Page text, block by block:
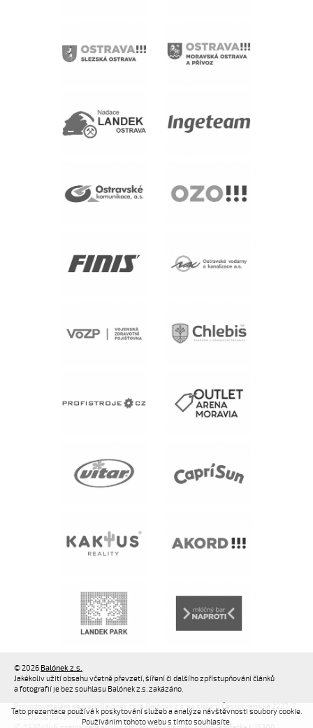
© 2026 Balónek z.s.
Jakékoliv užití obsahu včetně převzetí, šíření či dalšího zpřístupňování článků
a fotografií je bez souhlasu Balónek z.s. zakázáno.
Provozovatelem serveru Balonek.cz je Balónek z.s. se sídlem Českobratrská 2227/7,
702 00 Ostrava – Moravská Ostrava,
Tato prezentace používá k poskytování služeb a analýze návštěvnosti soubory cookie.
Používáním tohoto webu s tímto souhlasíte.